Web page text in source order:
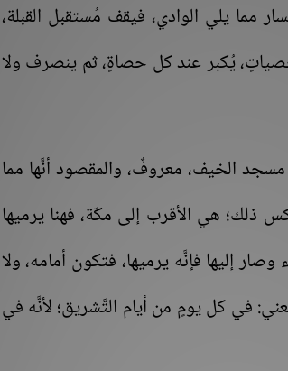
مما يلي الوادي، فيقف مُستقبل القبلة،
حصياتٍ، يُكبر عند كل حصاةٍ، ثم ينصرف ولا
الخيف، معروفٌ، والمقصود أنَّها مما
ذلك؛ هي الأقرب إلى مكّة، فهنا يرميها
إليها فإنَّه يرميها، فتكون أمامه، ولا
في كل يومٍ من أيام التَّشريق؛ لأنَّه في